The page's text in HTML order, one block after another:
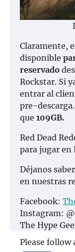
Claramente,
disponible
reservado
Rockstar. Si
entrar al
pre-
que 109GB.
Red Dead
para jugar en
Déjanos
en nuestras
Facebook:
Instagram:
The Hype
Please follow